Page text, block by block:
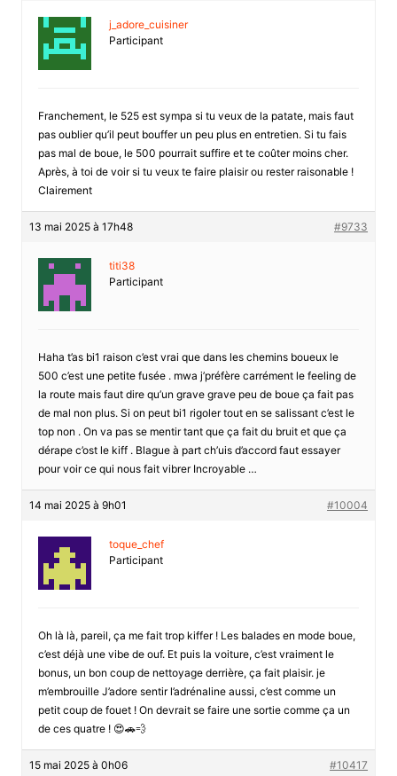
j_adore_cuisiner
Participant
Franchement, le 525 est sympa si tu veux de la patate, mais faut
pas oublier qu’il peut bouffer un peu plus en entretien. Si tu fais
pas mal de boue, le 500 pourrait suffire et te coûter moins cher.
Après, à toi de voir si tu veux te faire plaisir ou rester raisonable !
Clairement
13 mai 2025 à 17h48 #9733
titi38
Participant
Haha t’as bi1 raison c’est vrai que dans les chemins boueux le
500 c’est une petite fusée . mwa j’préfère carrément le feeling de
la route mais faut dire qu’un grave grave peu de boue ça fait pas
de mal non plus. Si on peut bi1 rigoler tout en se salissant c’est le
top non . On va pas se mentir tant que ça fait du bruit et que ça
dérape c’ost le kiff . Blague à part ch’uis d’accord faut essayer
pour voir ce qui nous fait vibrer Incroyable …
14 mai 2025 à 9h01 #10004
toque_chef
Participant
Oh là là, pareil, ça me fait trop kiffer ! Les balades en mode boue,
c’est déjà une vibe de ouf. Et puis la voiture, c’est vraiment le
bonus, un bon coup de nettoyage derrière, ça fait plaisir. je
m’embrouille J’adore sentir l’adrénaline aussi, c’est comme un
petit coup de fouet ! On devrait se faire une sortie comme ça un
de ces quatre ! 😍🚗💨
15 mai 2025 à 0h06 #10417